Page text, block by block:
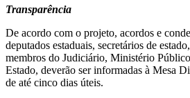
Transparência
De acordo com o projeto, acordos e
deputados estaduais, secretários de
membros do Judiciário, Ministério
Estado, deverão ser informadas à Mesa
de até cinco dias úteis.